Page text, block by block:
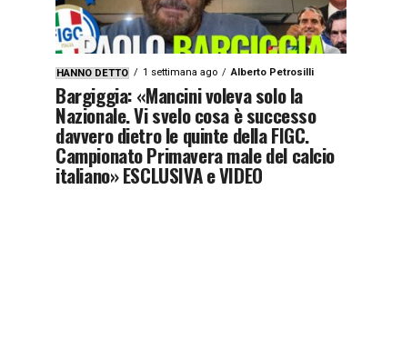
HANNO DETTO 1 settimana ago Alberto Petrosilli
Bargiggia: «Mancini voleva solo la
Nazionale. Vi svelo cosa è successo
davvero dietro le quinte della FIGC.
Campionato Primavera male del calcio
italiano» ESCLUSIVA e VIDEO